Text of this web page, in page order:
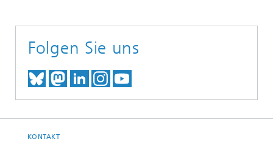
Folgen Sie uns
TREFFEN SIE UNS AUF BLUESKY
TREFFEN SIE UNS AUF
TREFFEN SIE UNS BEI
BESUCHEN SIE UNSER
UNSER VIDEO-
KONTAKT